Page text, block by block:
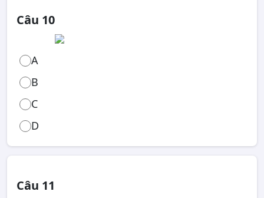
Câu 10
A
B
C
D
Câu 11